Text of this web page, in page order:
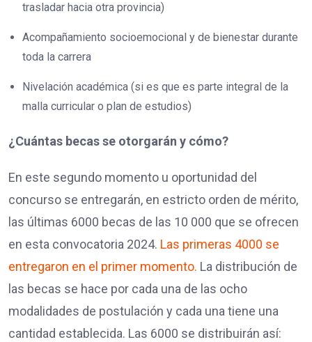
trasladar hacia otra provincia)
Acompañamiento socioemocional y de bienestar durante
toda la carrera
Nivelación académica (si es que es parte integral de la
malla curricular o plan de estudios)
¿Cuántas becas se otorgarán y cómo?
En este segundo momento u oportunidad del
concurso se entregarán, en estricto orden de mérito,
las últimas 6000 becas de las 10 000 que se ofrecen
en esta convocatoria 2024. Las primeras 4000 se
entregaron en el primer momento. La distribución de
las becas se hace por cada una de las ocho
modalidades de postulación y cada una tiene una
cantidad establecida. Las 6000 se distribuirán así: